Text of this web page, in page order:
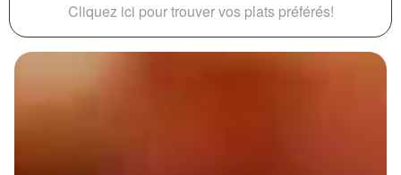
Cliquez ici pour trouver vos plats préférés!